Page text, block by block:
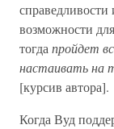
справедливости
возможности
тогда пройдет
настаивать на
[курсив автора].
Когда Вуд